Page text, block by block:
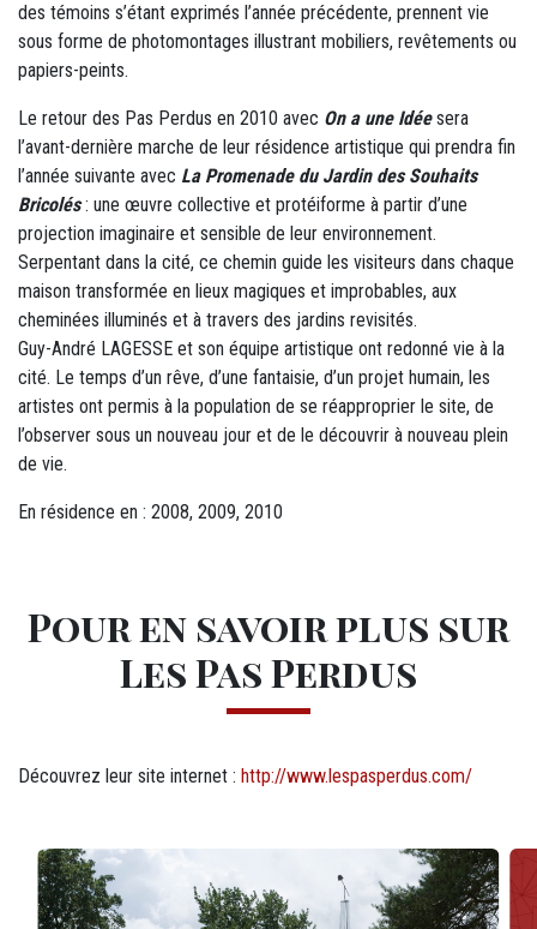
des témoins s’étant exprimés l’année précédente, prennent vie
sous forme de photomontages illustrant mobiliers, revêtements ou
papiers-peints.
Le retour des Pas Perdus en 2010 avec On a une Idéesera
l’avant-dernière marche de leur résidence artistique qui prendra fin
l’année suivante avec La Promenade du Jardin des Souhaits
Bricolés: une œuvre collective et protéiforme à partir d’une
projection imaginaire et sensible de leur environnement.
Serpentant dans la cité, ce chemin guide les visiteurs dans chaque
maison transformée en lieux magiques et improbables, aux
cheminées illuminés et à travers des jardins revisités.
Guy-André LAGESSE et son équipe artistique ont redonné vie à la
cité. Le temps d’un rêve, d’une fantaisie, d’un projet humain, les
artistes ont permis à la population de se réapproprier le site, de
l’observer sous un nouveau jour et de le découvrir à nouveau plein
de vie.
En résidence en : 2008, 2009, 2010
Pour en savoir plus sur
Les Pas Perdus
Découvrez leur site internet : http://www.lespasperdus.com/
Visuels : M13 - Diaporama photos
Image